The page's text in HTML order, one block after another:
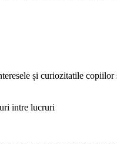
și curiozitatile copiilor
intre lucruri